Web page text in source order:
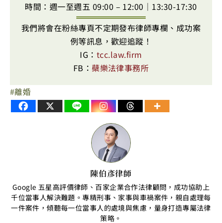
時間：週一至週五 09:00 – 12:00｜13:30-17:30
我們將會在粉絲專頁不定期發布律師專欄、成功案
例等訊息，歡迎追蹤！
IG： tcc.law.firm
FB：蘗樂法律事務所
離婚
陳伯彥律師
Google 五星高評價律師、百家企業合作法律顧問，成功協助上
千位當事人解決難題。專精刑事、家事與車禍案件，親自處理每
一件案件，傾聽每一位當事人的處境與焦慮，量身打造專屬法律
策略。